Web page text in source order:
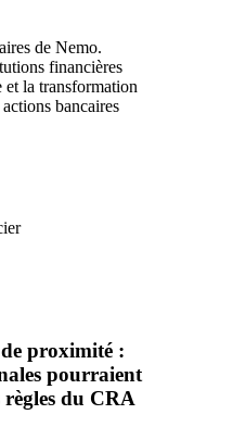
de Nemo.
financières
la transformation
bancaires
proximité :
pourraient
règles du CRA